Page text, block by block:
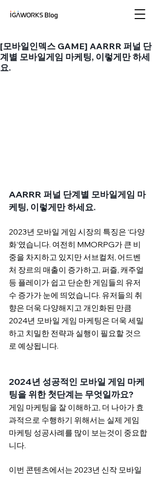
[모바일인덱스 GAME] AARRR 퍼널 단
계별 모바일게임 마케팅, 이렇게만 하세
요.
AARRR 퍼널 단계별 모바일게임 마
케팅, 이렇게만 하세요.
2023년 모바일 게임 시장의 특징은 ‘다양
화’였습니다. 여전히 MMORPG가 큰 비
중을 차지하고 있지만 서브컬처, 어드벤
처 장르의 매출이 증가하고, 퍼즐, 캐주얼
등 플레이가 쉽고 단순한 게임들의 유저
수 증가가 눈에 띄었습니다. 유저들의 취
향은 더욱 다양해지고 개인화된 만큼
2024년 모바일 게임 마케팅은 더욱 세밀
하고 치밀한 전략과 실행이 필요할 것으
로 예상됩니다.
2024년 성공적인 모바일 게임 마케
팅을 위한 첫단계는 무엇일까요?
게임 마케팅을 잘 이해하고, 더 나아가 효
과적으로 수행하기 위해서는 실제 게임
마케팅 성공사례를 많이 보는것이 중요합
니다.
이번 콘텐츠에서는 2023년 신작 모바일